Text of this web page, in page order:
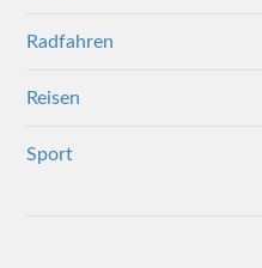
Radfahren
Reisen
Sport